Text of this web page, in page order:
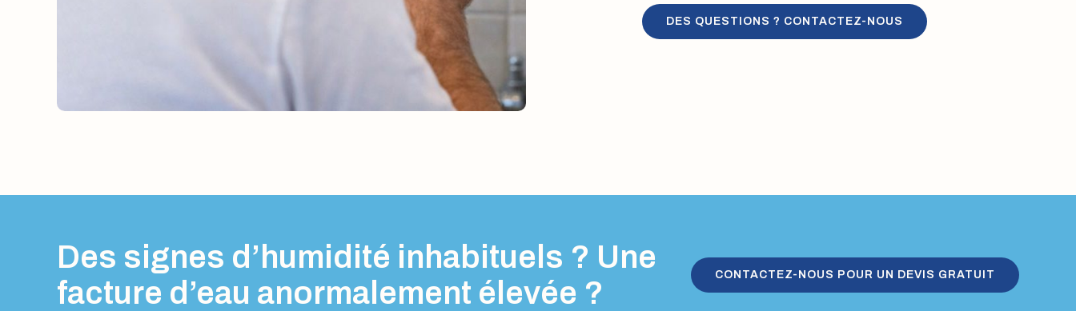
DES QUESTIONS ? CONTACTEZ-NOUS
Des signes d’humidité inhabituels ? Une
facture d’eau anormalement élevée ?
CONTACTEZ-NOUS POUR UN DEVIS GRATUIT